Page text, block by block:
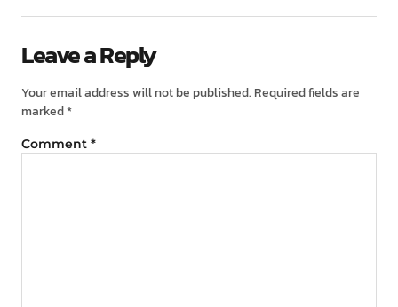
Leave a Reply
Your email address will not be published. Required fields are
marked*
Comment *